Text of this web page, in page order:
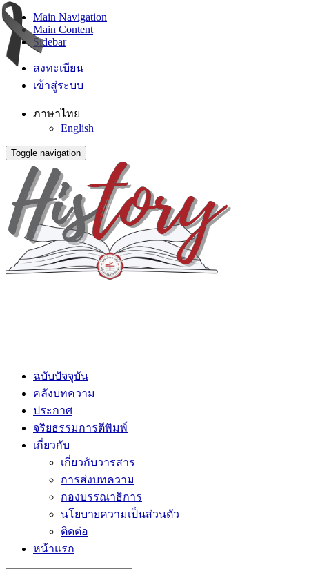
Main Navigation
Main Content
Sidebar
ลงทะเบียน
เข้าสู่ระบบ
ภาษาไทย
English
Toggle navigation
ฉบับปัจจุบัน
คลังบทความ
ประกาศ
จริยธรรมการตีพิมพ์
เกี่ยวกับ
เกี่ยวกับวารสาร
การส่งบทความ
กองบรรณาธิการ
นโยบายความเป็นส่วนตัว
ติดต่อ
หน้าแรก